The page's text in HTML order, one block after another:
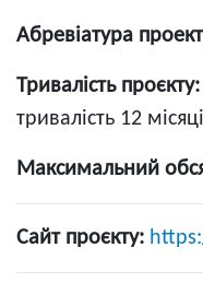
Абревіатура
Тривалість проєкту:
тривалість 12
Максимальний
Сайт проєкту: